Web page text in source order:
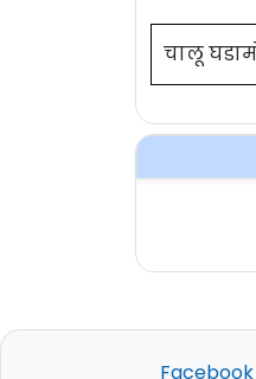
चालू
Facebook